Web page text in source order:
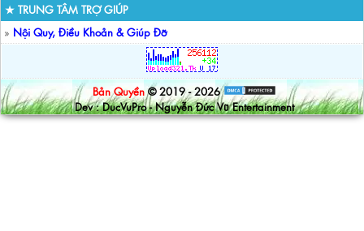
★ TRUNG TÂM TRỢ GIÚP
» Nội Quy, Điều Khoản & Giúp Đỡ
Bản Quyền © 2019 - 2026
Dev : DucVuPro - Nguyễn Đức Vũ Entertainment